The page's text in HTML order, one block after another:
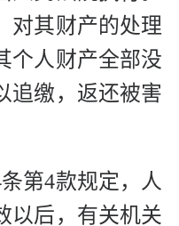
对其财产的处理
个人财产全部没
追缴，返还被害
第4款规定，人
以后，有关机关